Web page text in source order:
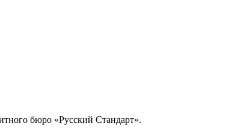
бюро «Русский Стандарт».